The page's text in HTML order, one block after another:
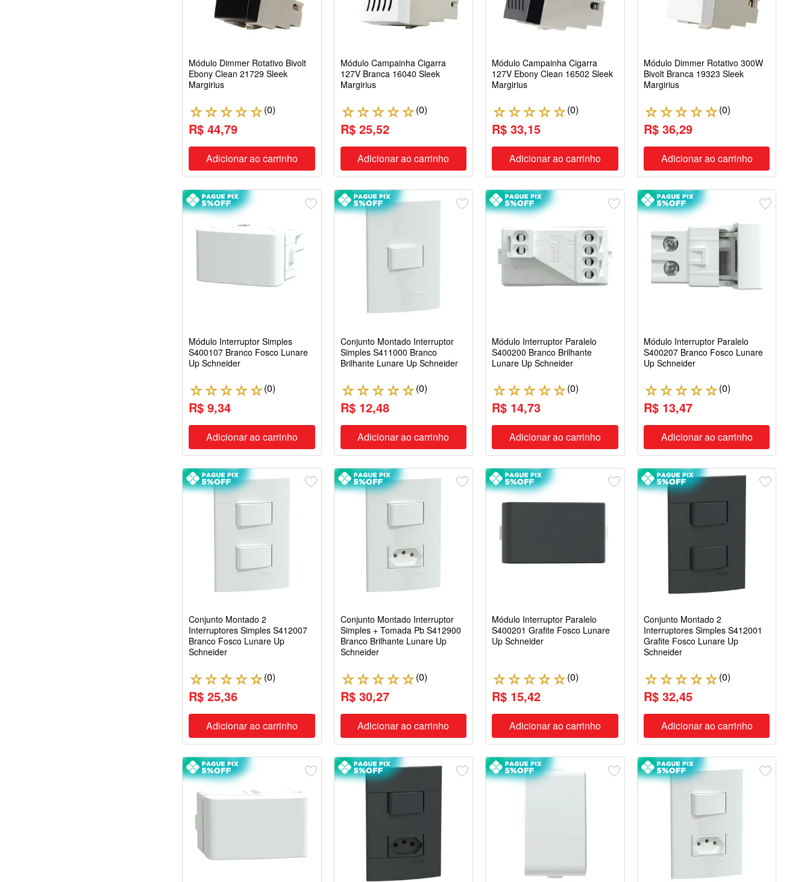
Módulo Dimmer Rotativo Bivolt
Ebony Clean 21729 Sleek
Margirius
☆☆☆☆☆(0)
R$ 44,79
Adicionar ao carrinho
Módulo Campainha Cigarra
127V Branca 16040 Sleek
Margirius
☆☆☆☆☆(0)
R$ 25,52
Adicionar ao carrinho
Módulo Campainha Cigarra
127V Ebony Clean 16502 Sleek
Margirius
☆☆☆☆☆(0)
R$ 33,15
Adicionar ao carrinho
Módulo Dimmer Rotativo 300W
Bivolt Branca 19323 Sleek
Margirius
☆☆☆☆☆(0)
R$ 36,29
Adicionar ao carrinho
Módulo Interruptor Simples
S400107 Branco Fosco Lunare
Up Schneider
☆☆☆☆☆(0)
R$ 9,34
Adicionar ao carrinho
Conjunto Montado Interruptor
Simples S411000 Branco
Brilhante Lunare Up Schneider
☆☆☆☆☆(0)
R$ 12,48
Adicionar ao carrinho
Módulo Interruptor Paralelo
S400200 Branco Brilhante
Lunare Up Schneider
☆☆☆☆☆(0)
R$ 14,73
Adicionar ao carrinho
Módulo Interruptor Paralelo
S400207 Branco Fosco Lunare
Up Schneider
☆☆☆☆☆(0)
R$ 13,47
Adicionar ao carrinho
Conjunto Montado 2
Interruptores Simples S412007
Branco Fosco Lunare Up
Schneider
☆☆☆☆☆(0)
R$ 25,36
Adicionar ao carrinho
Conjunto Montado Interruptor
Simples + Tomada Pb S412900
Branco Brilhante Lunare Up
Schneider
☆☆☆☆☆(0)
R$ 30,27
Adicionar ao carrinho
Módulo Interruptor Paralelo
S400201 Grafite Fosco Lunare
Up Schneider
☆☆☆☆☆(0)
R$ 15,42
Adicionar ao carrinho
Conjunto Montado 2
Interruptores Simples S412001
Grafite Fosco Lunare Up
Schneider
☆☆☆☆☆(0)
R$ 32,45
Adicionar ao carrinho